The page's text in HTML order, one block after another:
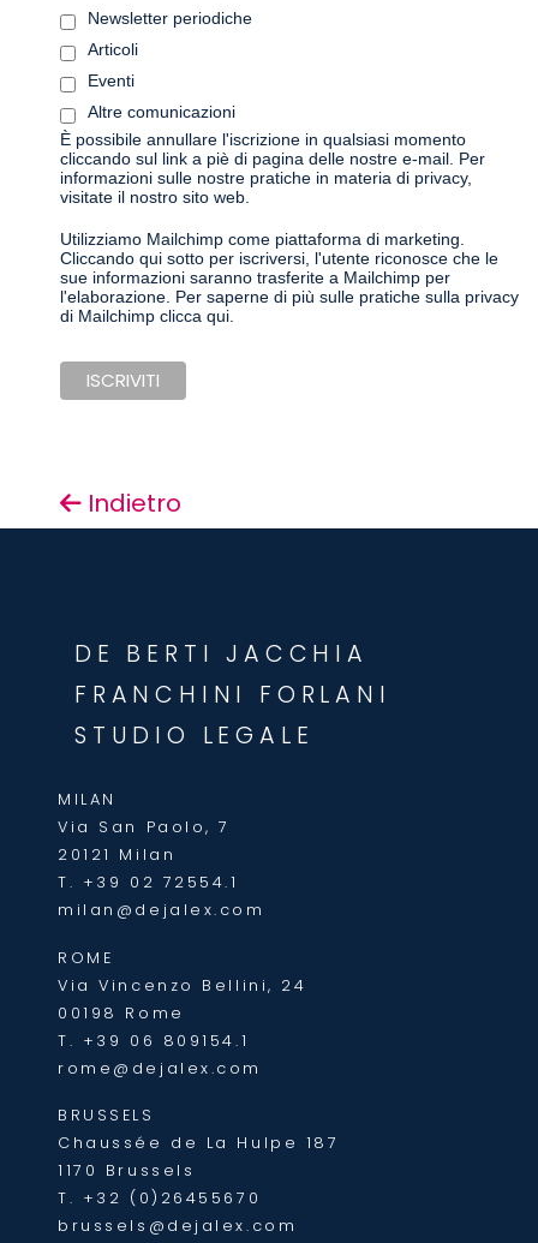
Newsletter periodiche
Articoli
Eventi
Altre comunicazioni
È possibile annullare l'iscrizione in qualsiasi momento
cliccando sul link a piè di pagina delle nostre e-mail. Per
informazioni sulle nostre pratiche in materia di privacy,
visitate il nostro sito web.
Utilizziamo Mailchimp come piattaforma di marketing.
Cliccando qui sotto per iscriversi, l'utente riconosce che le
sue informazioni saranno trasferite a Mailchimp per
l'elaborazione. Per saperne di più sulle pratiche sulla privacy
di Mailchimp clicca qui.
Indietro
DE BERTI JACCHIA
FRANCHINI FORLANI
STUDIO LEGALE
MILAN
Via San Paolo, 7
20121 Milan
T. +39 02 72554.1
milan@dejalex.com
ROME
Via Vincenzo Bellini, 24
00198 Rome
T. +39 06 809154.1
rome@dejalex.com
BRUSSELS
Chaussée de La Hulpe 187
1170 Brussels
T. +32 (0)26455670
brussels@dejalex.com